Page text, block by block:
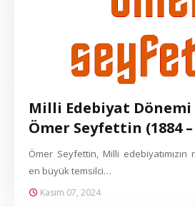
Milli Edebiyat Dönemi
Ömer Seyfettin (1884 –
Ömer Seyfettin, Milli
en büyük temsilci…
Kasım 07, 2024